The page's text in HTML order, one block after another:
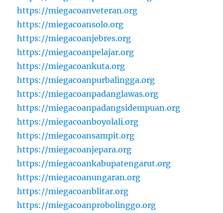
https://miegacoanveteran.org
https://miegacoansolo.org
https://miegacoanjebres.org
https://miegacoanpelajar.org
https://miegacoankuta.org
https://miegacoanpurbalingga.org
https://miegacoanpadanglawas.org
https://miegacoanpadangsidempuan.org
https://miegacoanboyolali.org
https://miegacoansampit.org
https://miegacoanjepara.org
https://miegacoankabupatengarut.org
https://miegacoanungaran.org
https://miegacoanblitar.org
https://miegacoanprobolinggo.org